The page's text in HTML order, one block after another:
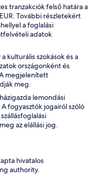
tranzakciók felső határa a
További részletekért
a foglalási
adatok
kulturális szokások és a
országonként és
megjelenített
meg.
lemondási
fogyasztók jogairól szóló
az elállási jog.
hivatalos
authority.